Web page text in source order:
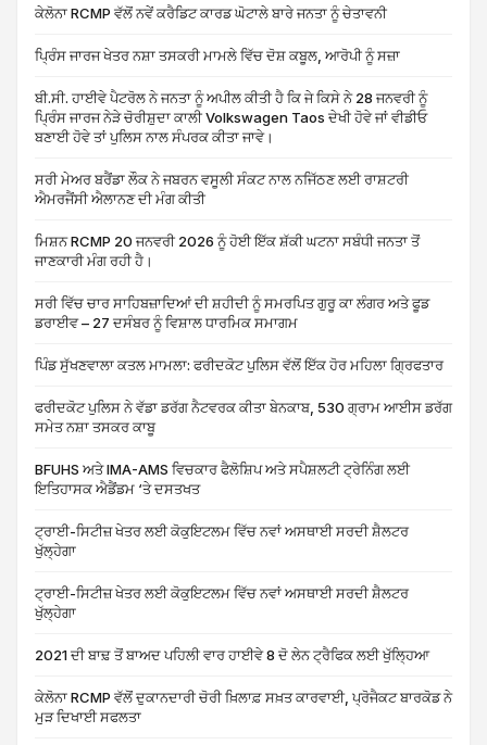
ਕੇਲੋਨਾ RCMP ਵੱਲੋਂ ਨਵੇਂ ਕਰੈਡਿਟ ਕਾਰਡ ਘੋਟਾਲੇ ਬਾਰੇ ਜਨਤਾ ਨੂੰ ਚੇਤਾਵਨੀ
ਪ੍ਰਿੰਸ ਜਾਰਜ ਖੇਤਰ ਨਸ਼ਾ ਤਸਕਰੀ ਮਾਮਲੇ ਵਿੱਚ ਦੋਸ਼ ਕਬੂਲ, ਆਰੋਪੀ ਨੂੰ ਸਜ਼ਾ
ਬੀ.ਸੀ. ਹਾਈਵੇ ਪੈਟਰੋਲ ਨੇ ਜਨਤਾ ਨੂੰ ਅਪੀਲ ਕੀਤੀ ਹੈ ਕਿ ਜੇ ਕਿਸੇ ਨੇ 28 ਜਨਵਰੀ ਨੂੰ
ਪ੍ਰਿੰਸ ਜਾਰਜ ਨੇੜੇ ਚੋਰੀਸ਼ੁਦਾ ਕਾਲੀ Volkswagen Taos ਦੇਖੀ ਹੋਵੇ ਜਾਂ ਵੀਡੀਓ
ਬਣਾਈ ਹੋਵੇ ਤਾਂ ਪੁਲਿਸ ਨਾਲ ਸੰਪਰਕ ਕੀਤਾ ਜਾਵੇ।
ਸਰੀ ਮੇਅਰ ਬਰੈਂਡਾ ਲੌਕ ਨੇ ਜਬਰਨ ਵਸੂਲੀ ਸੰਕਟ ਨਾਲ ਨਜਿੱਠਣ ਲਈ ਰਾਸ਼ਟਰੀ
ਐਮਰਜੈਂਸੀ ਐਲਾਨਣ ਦੀ ਮੰਗ ਕੀਤੀ
ਮਿਸ਼ਨ RCMP 20 ਜਨਵਰੀ 2026 ਨੂੰ ਹੋਈ ਇੱਕ ਸ਼ੱਕੀ ਘਟਨਾ ਸਬੰਧੀ ਜਨਤਾ ਤੋਂ
ਜਾਣਕਾਰੀ ਮੰਗ ਰਹੀ ਹੈ।
ਸਰੀ ਵਿੱਚ ਚਾਰ ਸਾਹਿਬਜ਼ਾਦਿਆਂ ਦੀ ਸ਼ਹੀਦੀ ਨੂੰ ਸਮਰਪਿਤ ਗੁਰੂ ਕਾ ਲੰਗਰ ਅਤੇ ਫੂਡ
ਡਰਾਈਵ – 27 ਦਸੰਬਰ ਨੂੰ ਵਿਸ਼ਾਲ ਧਾਰਮਿਕ ਸਮਾਗਮ
ਪਿੰਡ ਸੁੱਖਣਵਾਲਾ ਕਤਲ ਮਾਮਲਾ: ਫਰੀਦਕੋਟ ਪੁਲਿਸ ਵੱਲੋਂ ਇੱਕ ਹੋਰ ਮਹਿਲਾ ਗ੍ਰਿਫਤਾਰ
ਫਰੀਦਕੋਟ ਪੁਲਿਸ ਨੇ ਵੱਡਾ ਡਰੱਗ ਨੈਟਵਰਕ ਕੀਤਾ ਬੇਨਕਾਬ, 530 ਗ੍ਰਾਮ ਆਈਸ ਡਰੱਗ
ਸਮੇਤ ਨਸ਼ਾ ਤਸਕਰ ਕਾਬੂ
BFUHS ਅਤੇ IMA-AMS ਵਿਚਕਾਰ ਫੈਲੋਸ਼ਿਪ ਅਤੇ ਸਪੈਸ਼ਲਟੀ ਟ੍ਰੇਨਿੰਗ ਲਈ
ਇਤਿਹਾਸਕ ਐਡੈਂਡਮ ‘ਤੇ ਦਸਤਖਤ
ਟ੍ਰਾਈ-ਸਿਟੀਜ਼ ਖੇਤਰ ਲਈ ਕੋਕੁਇਟਲਮ ਵਿੱਚ ਨਵਾਂ ਅਸਥਾਈ ਸਰਦੀ ਸ਼ੈਲਟਰ
ਖੁੱਲ੍ਹੇਗਾ
ਟ੍ਰਾਈ-ਸਿਟੀਜ਼ ਖੇਤਰ ਲਈ ਕੋਕੁਇਟਲਮ ਵਿੱਚ ਨਵਾਂ ਅਸਥਾਈ ਸਰਦੀ ਸ਼ੈਲਟਰ
ਖੁੱਲ੍ਹੇਗਾ
2021 ਦੀ ਬਾਢ਼ ਤੋਂ ਬਾਅਦ ਪਹਿਲੀ ਵਾਰ ਹਾਈਵੇ 8 ਦੋ ਲੇਨ ਟ੍ਰੈਫਿਕ ਲਈ ਖੁੱਲ੍ਹਿਆ
ਕੇਲੋਨਾ RCMP ਵੱਲੋਂ ਦੁਕਾਨਦਾਰੀ ਚੋਰੀ ਖ਼ਿਲਾਫ਼ ਸਖ਼ਤ ਕਾਰਵਾਈ, ਪ੍ਰੋਜੈਕਟ ਬਾਰਕੋਡ ਨੇ
ਮੁੜ ਦਿਖਾਈ ਸਫਲਤਾ